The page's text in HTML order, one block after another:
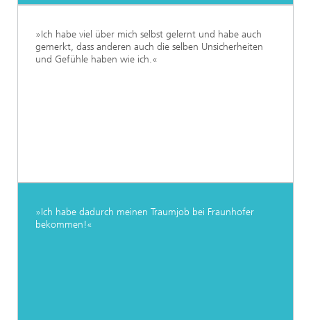
»Ich habe viel über mich selbst gelernt und habe auch
gemerkt, dass anderen auch die selben Unsicherheiten
und Gefühle haben wie ich.«
»Ich habe dadurch meinen Traumjob bei Fraunhofer
bekommen!«